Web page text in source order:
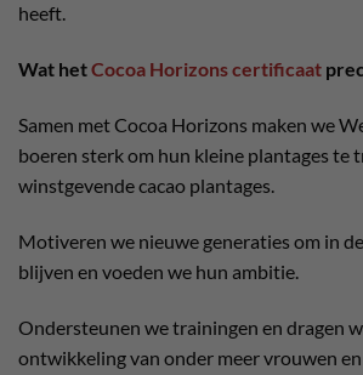
heeft.
Wat hetCocoa Horizons certificaat
Samen met Cocoa Horizons maken we
boeren sterk om hun kleine plantages te
winstgevende cacao plantages.
Motiveren we nieuwe generaties om in
blijven en voeden we hun ambitie.
Ondersteunen we trainingen en dragen
ontwikkeling van onder meer vrouwen en